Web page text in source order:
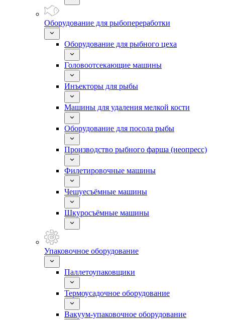
Оборудование для рыбопереработки
Оборудование для рыбного цеха
Головоотсекающие машины
Инъекторы для рыбы
Машины для удаления мелкой кости
Оборудование для посола рыбы
Производство рыбного фарша (неопресс)
Филетировочные машины
Чешуесъёмные машины
Шкуросъёмные машины
Упаковочное оборудование
Паллетоупаковщики
Термоусадочное оборудование
Вакуум-упаковочное оборудование